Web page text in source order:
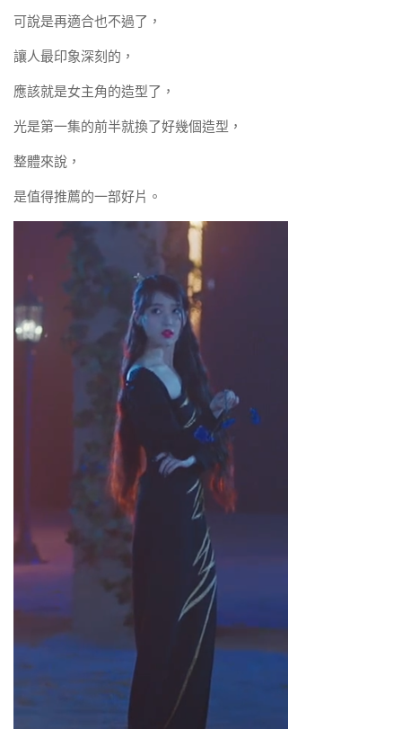
可說是再適合也不過了，
讓人最印象深刻的，
應該就是女主角的造型了，
光是第一集的前半就換了好幾個造型，
整體來說，
是值得推薦的一部好片。